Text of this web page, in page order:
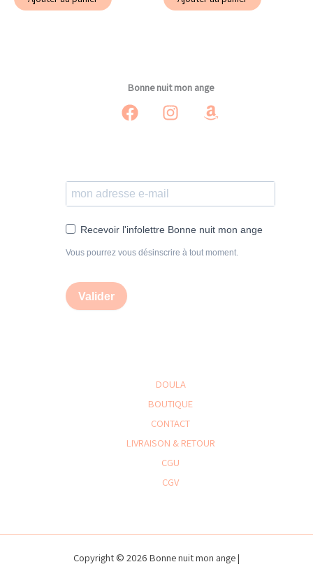
Bonne nuit mon ange
Recevoir l'infolettre Bonne nuit mon ange
Vous pourrez vous désinscrire à tout moment.
Valider
DOULA
BOUTIQUE
CONTACT
LIVRAISON & RETOUR
CGU
CGV
Copyright © 2026 Bonne nuit mon ange |